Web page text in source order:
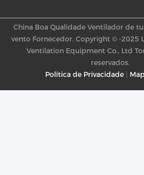
Política de Privacidade|
China Boa Qualidade Ventilador de
vento Fornecedor. Copyright © -2025
Ventilation Equipment Co., Ltd
reservados.